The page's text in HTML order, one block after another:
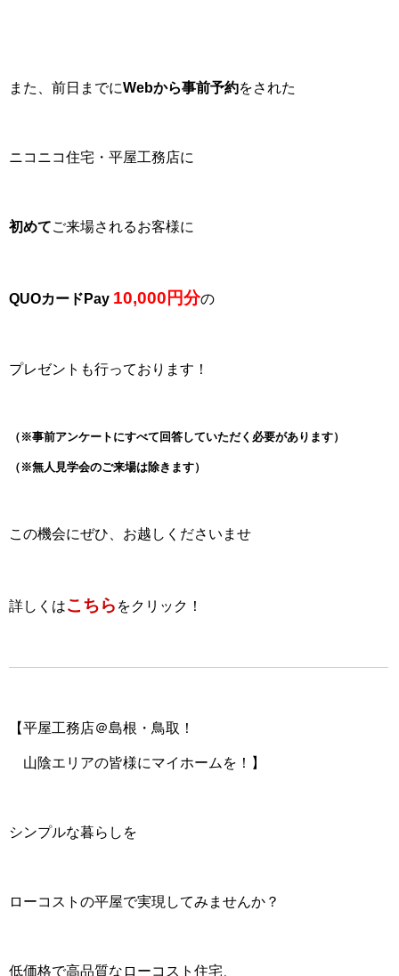
また、前日までにWebから事前予約をされた
ニコニコ住宅・平屋工務店に
初めてご来場されるお客様に
QUOカードPay 10,000円分の
プレゼントも行っております！
（※事前アンケートにすべて 回答していただく必要があります）
（※無人見学会のご来場は除きます）
この機会にぜひ、お越しくださいませ
詳しくはこちら をクリック！
【平屋工務店＠島根・鳥取！
山陰エリアの皆様にマイホームを！】
シンプルな暮らしを
ローコストの平屋で実現してみませんか？
低価格で高品質なローコスト住宅、